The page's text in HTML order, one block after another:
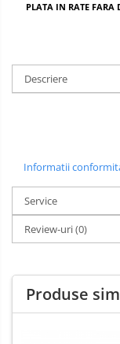
PLATA IN RATE FARA
Descriere
Informatii
Service
Review-uri(0)
Produse